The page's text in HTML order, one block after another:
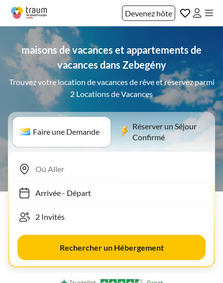
Devenez hôte
maisons de vacances et appartements de
vacances dans Zebegény
Trouvez votre location de vacances de rêve et réservez parmi
2 Locations de Vacances
Faire une Demande
Réserver un Séjour
Confirmé
Arrivée- Départ
Rechercher un Hébergement